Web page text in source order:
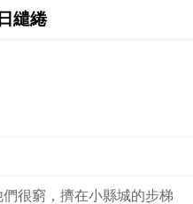
繾綣
很窮，擠在小縣城的步梯